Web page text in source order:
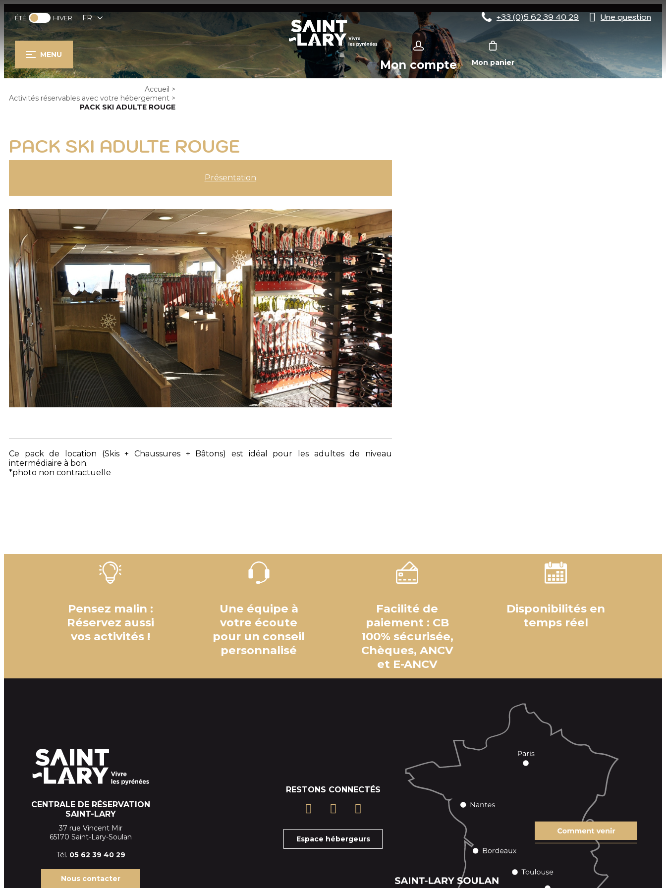
ÉTÉ HIVER FR +33 (0)5 62 39 40 29 Une question
MENU
Mon compte Mon panier
Accueil >
Activités réservables avec votre hébergement >
PACK SKI ADULTE ROUGE
PACK SKI ADULTE ROUGE
Présentation
Ce pack de location (Skis + Chaussures + Bâtons) est idéal pour les adultes de niveau
intermédiaire à bon.
*photo non contractuelle
Pensez malin :
Réservez aussi
vos activités !
Une équipe à
votre écoute
pour un conseil
personnalisé
Facilité de
paiement : CB
100% sécurisée,
Chèques, ANCV
et E-ANCV
Disponibilités en
temps réel
CENTRALE DE RÉSERVATION
SAINT-LARY
37 rue Vincent Mir
65170 Saint-Lary-Soulan
Tél. 05 62 39 40 29
Nous contacter
RESTONS CONNECTÉS
Espace hébergeurs